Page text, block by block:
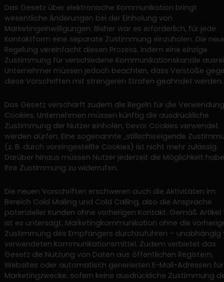
Das Gesetz über elektronische Kommunikation bringt
wesentliche Änderungen bei der Einholung von
Marketingeinwilligungen. Bisher war es erforderlich, für jede
Kontaktform eine separate Zustimmung einzuholen. Die
Regelung vereinfacht diesen Prozess, indem eine einzige
Zustimmung für verschiedene Kommunikationskanäle
Unternehmer müssen jedoch beachten, dass Verstöße
diese Vorschriften mit strengeren Strafen geahndet werden.
Das Gesetz verschärft zudem die Regeln für die
Cookies. Unternehmen müssen künftig die ausdrückliche
Zustimmung der Nutzer einholen, bevor Cookies verwendet
werden dürfen. Eine sogenannte „stillschweigende
(z. B. durch voreingestellte Cookies) ist nicht mehr zulässig.
Darüber hinaus müssen Nutzer jederzeit die Möglichkeit
ihre Zustimmung zu widerrufen.
Die neuen Vorschriften erschweren auch die Aktivitäten im
Bereich Cold Mailing und Cold Calling, also die Ansprache
potenzieller Kunden ohne vorherigen Kontakt. Gemäß Artikel
ist es untersagt, Marketingkommunikation ohne die
Zustimmung des Empfängers durchzuführen – unabhängig
verwendeten Kommunikationsmittel. Zudem verbietet das
Gesetz die Nutzung von Daten aus öffentlichen Registern,
Websites oder automatisch generierten E-Mail-Adressen für
Marketingzwecke, sofern keine ausdrückliche Zustimmung